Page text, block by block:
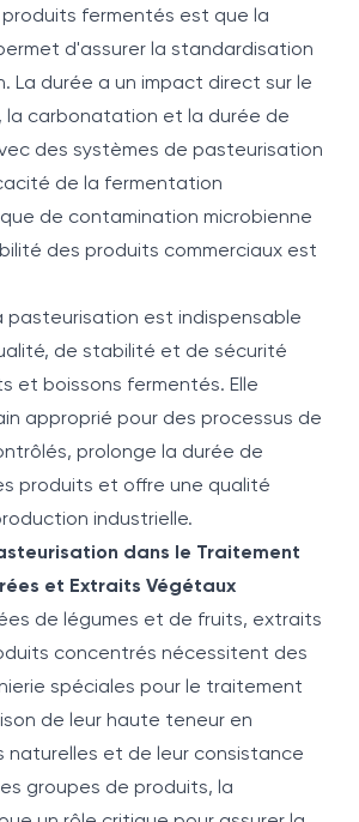
fermentés est que la
d'assurer la standardisation
La durée a un impact direct sur le
la carbonatation et la durée de
des systèmes de pasteurisation
de la fermentation
de contamination microbienne
des produits commerciaux est
pasteurisation est indispensable
de stabilité et de sécurité
et boissons fermentés. Elle
approprié pour des processus de
prolonge la durée de
produits et offre une qualité
industrielle.
dans le Traitement
et Extraits Végétaux
de légumes et de fruits, extraits
concentrés nécessitent des
spéciales pour le traitement
de leur haute teneur en
naturelles et de leur consistance
groupes de produits, la